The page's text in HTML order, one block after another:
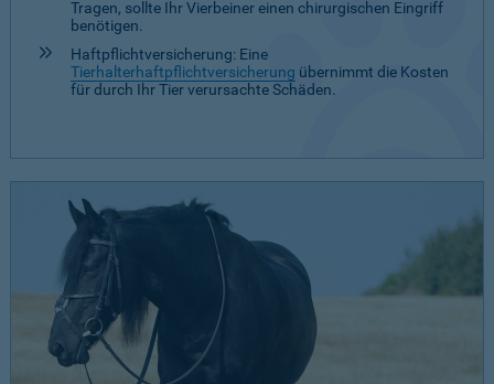
Tragen, sollte Ihr Vierbeiner einen chirurgischen Eingriff
benötigen.
Haftpflichtversicherung: Eine
Tierhalterhaftpflichtversicherung übernimmt die Kosten
für durch Ihr Tier verursachte Schäden.